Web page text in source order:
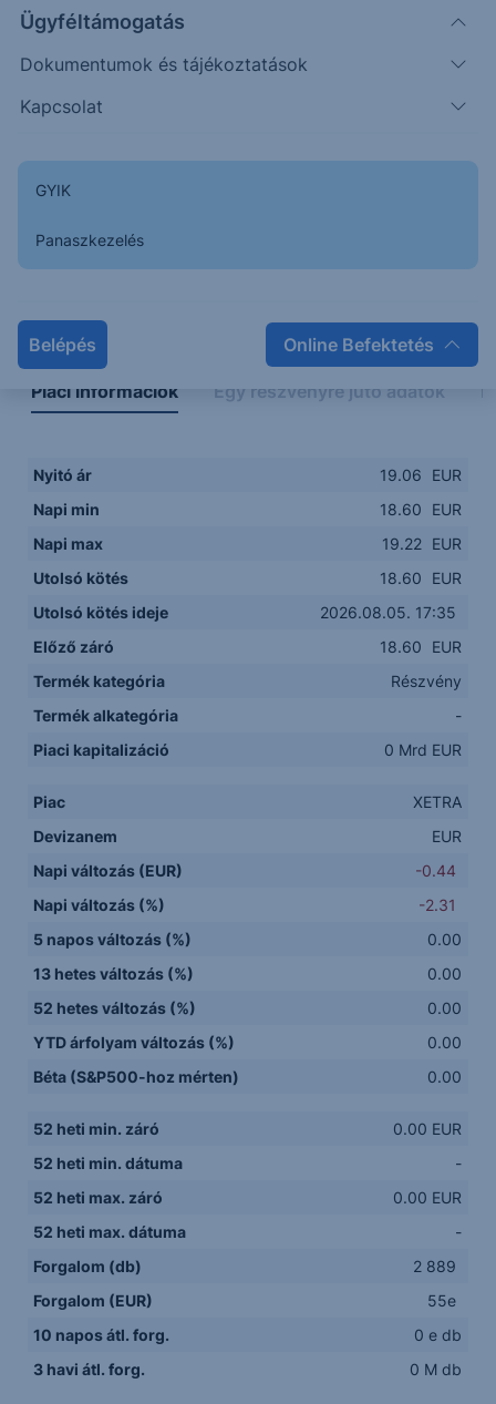
Ügyféltámogatás
Dokumentumok és tájékoztatások
Kapcsolat
GYIK
Panaszkezelés
Belépés Online Befektetés
08:00
18.6000
Napon belüli Historikus
Piaci információk Egy részvényre jutó adatok
Nyitó ár 19.06
EUR
Napi min
18.60
EUR
Napi max
19.22 EUR
Utolsó kötés
18.60
EUR
Utolsó kötés ideje
2026.08.05. 17:35
Előző záró
18.60
EUR
Termék kategória
Részvény
Termék alkategória
-
Piaci kapitalizáció
0 Mrd EUR
Piac
XETRA
Devizanem
EUR
Napi változás (EUR)
-0.44
Napi változás (%)
-2.31
5 napos változás (%)
0.00
13 hetes változás (%)
0.00
52 hetes változás (%)
0.00
YTD árfolyam változás (%)
0.00
Béta (S&P500-hoz mérten)
0.00
52 heti min. záró
0.00 EUR
52 heti min. dátuma
-
52 heti max. záró
0.00 EUR
52 heti max. dátuma
-
Forgalom (db)
2 889
Forgalom (EUR)
55e
10 napos átl. forg.
0 e db
3 havi átl. forg.
0 M db